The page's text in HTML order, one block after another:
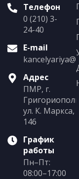
Телефон
0 (210) 3-
24-40
E-mail
Адрес
ПМР, г.
Григориополь,
ул. К. Маркса,
146
График
работы
Пн–Пт:
08:00–17:00